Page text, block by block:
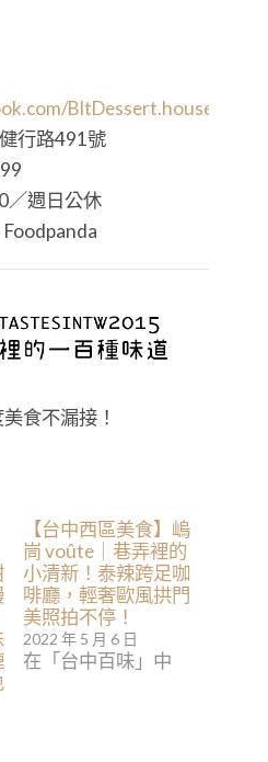
BltDessert.house/
行路491號
／週日公休
食不漏接！
【台中西區美食】嵨
峝 voûte｜巷弄裡的
小清新！泰辣跨足咖
啡廳，輕奢歐風拱門
美照拍不停！
2022 年 5 月 6 日
在「台中百味」中